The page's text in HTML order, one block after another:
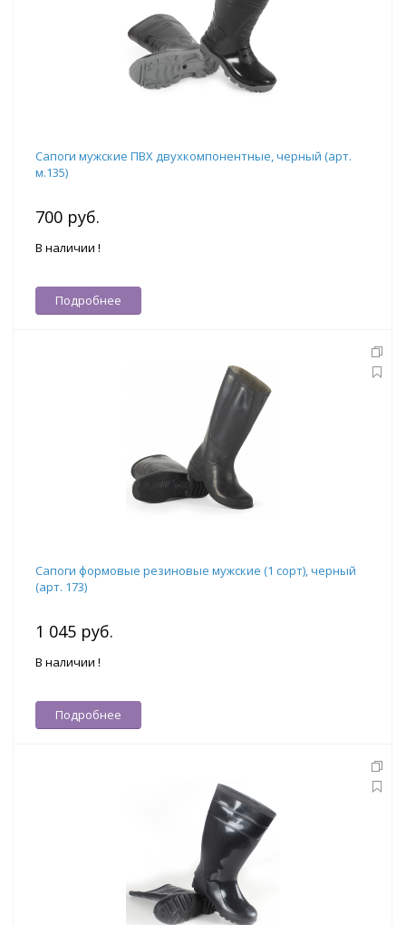
Сапоги мужские ПВХ двухкомпонентные, черный (арт.
м.135)
700 руб.
В наличии !
Подробнее
Сапоги формовые резиновые мужские (1 сорт), черный
(арт. 173)
1 045 руб.
В наличии !
Подробнее